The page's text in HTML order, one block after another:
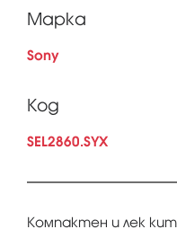
Марка
Sony
Код
SEL2860.SYX
Компактен и лек